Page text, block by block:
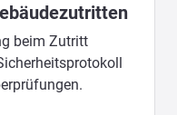
beim Zutritt